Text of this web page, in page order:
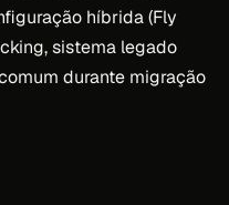
híbrida (Fly
sistema legado
durante migração